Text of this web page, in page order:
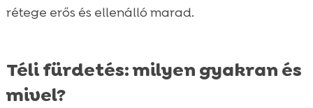
rétege erős és ellenálló marad.
Téli fürdetés: milyen gyakran és
mivel?